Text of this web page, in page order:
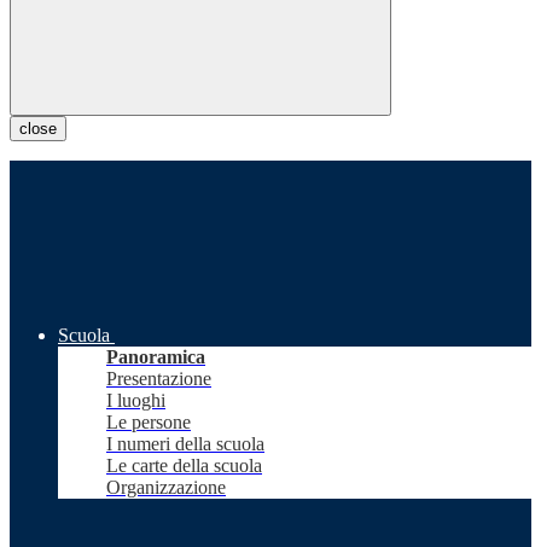
close
Scuola
Panoramica
Presentazione
I luoghi
Le persone
I numeri della scuola
Le carte della scuola
Organizzazione